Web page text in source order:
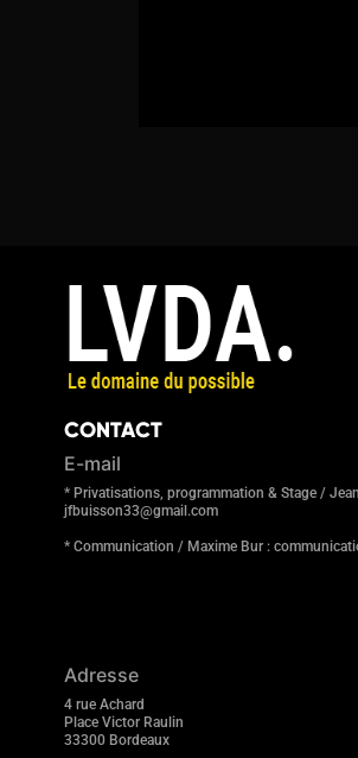
CONTACT
E-mail
* Privatisations, programmation & Stage /
jfbuisson33@gmail.com
* Communication / Maxime Bur :
Adresse
4 rue Achard
Place Victor Raulin
33300 Bordeaux